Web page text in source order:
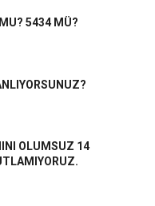
5434 MÜ?
OLUMSUZ 14